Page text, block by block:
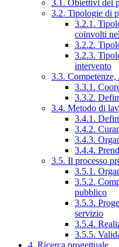
3.1. Obiettivi del
3.2. Tipologie di
3.2.1.
coinvolti
3.2.2.
3.2.3.
intervento
3.3.
3.3.1.
3.3.2.
3.4. Metodo di
3.4.1.
3.4.2.
3.4.3.
3.4.4.
3.5. Il processo
3.5.1.
3.5.2.
pubblico
3.5.3.
servizio
3.5.4.
3.5.5.
4. Ricerca progettuale